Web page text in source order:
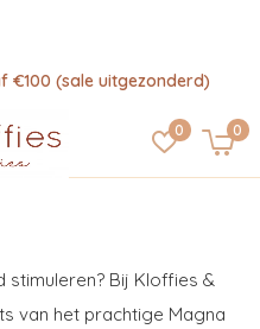
0 0
nodig? 06-57325343
stimuleren? Bij Kloffies &
van het prachtige Magna